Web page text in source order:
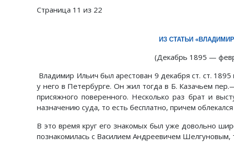
Страница 11 из 22
ИЗ СТАТЬИ
(Декабрь 1895 —
Владимир Ильич был арестован 9 декабря ст. ст.
у него в Петербурге. Он жил тогда в Б. Казачьем
присяжного поверенного. Несколько раз брат и
назначению суда, то есть бесплатно, причем
В это время круг его знакомых был уже довольно
познакомилась с Василием Андреевичем Шелгуновым,